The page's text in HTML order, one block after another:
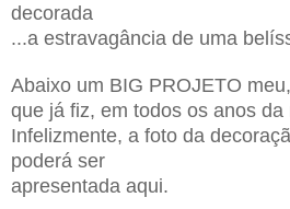
decorada
...a estravagância de uma
Abaixo um BIG PROJETO
que já fiz, em todos os anos da
Infelizmente, a foto da
poderá ser
apresentada aqui.